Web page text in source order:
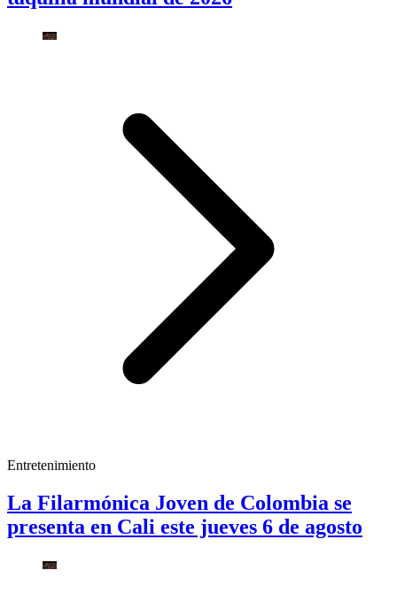
Entretenimiento
La Filarmónica Joven de Colombia se
presenta en Cali este jueves 6 de agosto